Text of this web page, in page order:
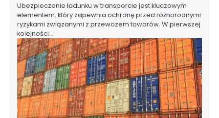
Ubezpieczenie ładunku w transporcie jest kluczowym
elementem, który zapewnia ochronę przed różnorodnymi
ryzykami związanymi z przewozem towarów. W pierwszej
kolejności…